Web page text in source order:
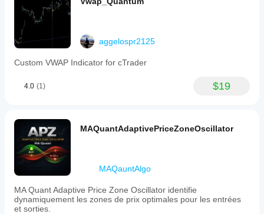
aggelospr2125
Custom VWAP Indicator for cTrader
4.0 (1) $19
MAQuantAdaptivePriceZoneOscillator
MAQauntAlgo
MA Quant Adaptive Price Zone Oscillator identifie
dynamiquement les zones de prix optimales pour les entrées
et sorties.